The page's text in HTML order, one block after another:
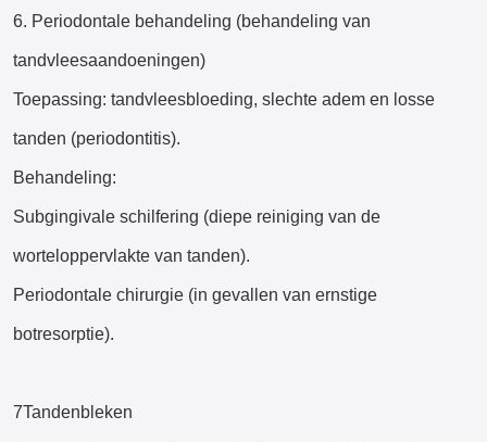
6. Periodontale behandeling (behandeling van
tandvleesaandoeningen)
Toepassing: tandvleesbloeding, slechte adem en losse
tanden (periodontitis).
Behandeling:
Subgingivale schilfering (diepe reiniging van de
worteloppervlakte van tanden).
Periodontale chirurgie (in gevallen van ernstige
botresorptie).
7Tandenbleken